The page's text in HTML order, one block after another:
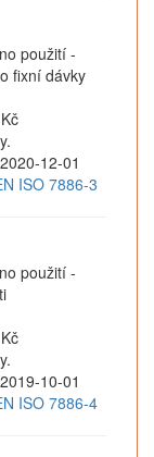
použití -
fixní dávky
2020-12-01
ISO 7886-3
použití -
2019-10-01
ISO 7886-4